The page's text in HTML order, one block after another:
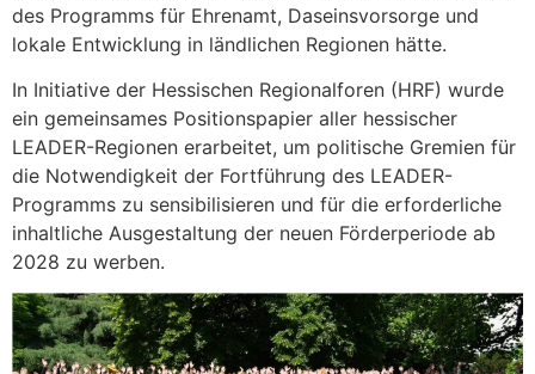
des Programms für Ehrenamt, Daseinsvorsorge und
lokale Entwicklung in ländlichen Regionen hätte.
In Initiative der Hessischen Regionalforen (HRF) wurde
ein gemeinsames Positionspapier aller hessischer
LEADER-Regionen erarbeitet, um politische Gremien für
die Notwendigkeit der Fortführung des LEADER-
Programms zu sensibilisieren und für die erforderliche
inhaltliche Ausgestaltung der neuen Förderperiode ab
2028 zu werben.